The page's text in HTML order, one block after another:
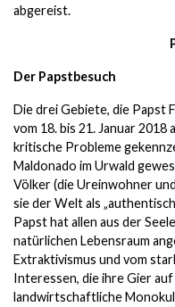
abgereist.
Der Papstbesuch
Die drei Gebiete, die Papst
vom 18. bis 21. Januar
kritische Probleme
Maldonado im Urwald
Völker (die Ureinwohner
sie der Welt als
Papst hat allen aus der
natürlichen Lebensraum
Extraktivismus und vom
Interessen, die ihre Gier
landwirtschaftliche